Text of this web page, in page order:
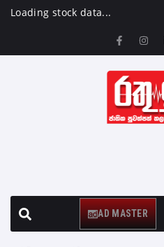
Loading stock data...
AD MASTER